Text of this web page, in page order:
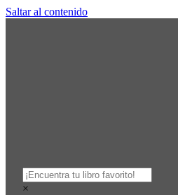
Saltar al contenido
×